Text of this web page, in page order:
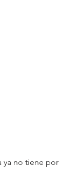
ya no tiene por